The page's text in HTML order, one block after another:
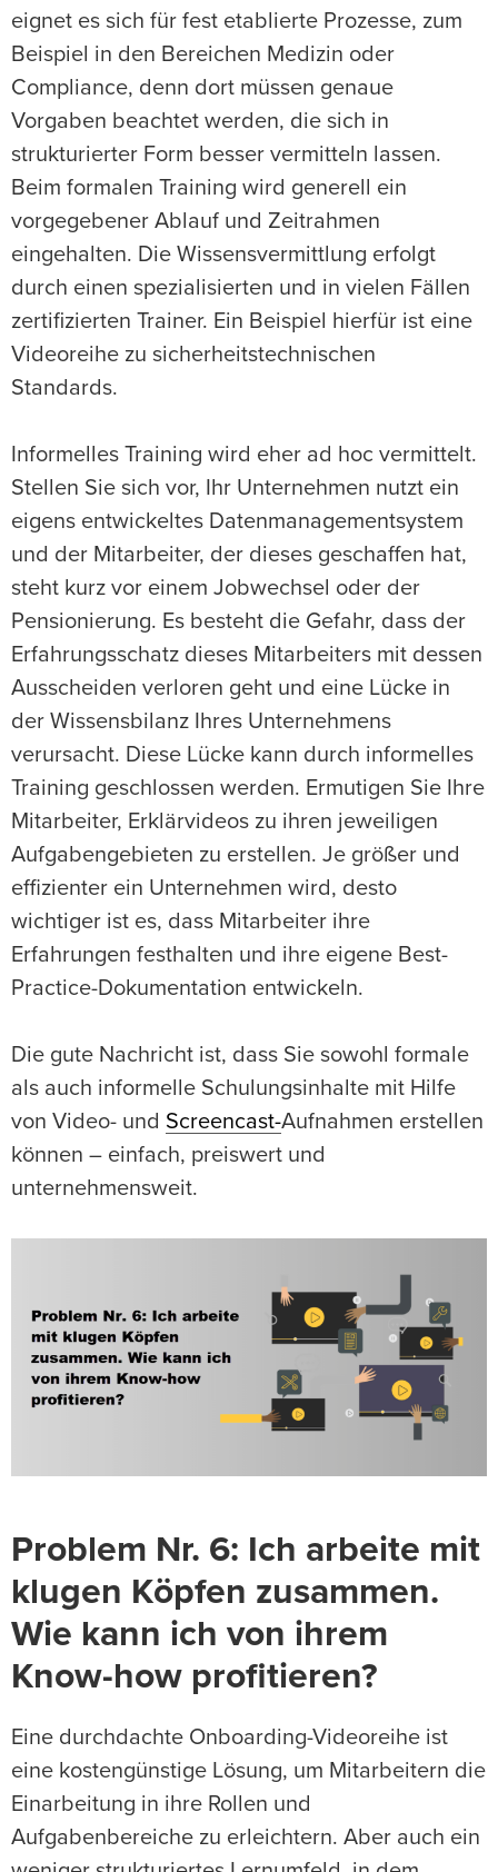
eignet es sich für fest etablierte Prozesse, zum
Beispiel in den Bereichen Medizin oder
Compliance, denn dort müssen genaue
Vorgaben beachtet werden, die sich in
strukturierter Form besser vermitteln lassen.
Beim formalen Training wird generell ein
vorgegebener Ablauf und Zeitrahmen
eingehalten. Die Wissensvermittlung erfolgt
durch einen spezialisierten und in vielen Fällen
zertifizierten Trainer. Ein Beispiel hierfür ist eine
Videoreihe zu sicherheitstechnischen
Standards.
Informelles Training wird eher ad hoc vermittelt.
Stellen Sie sich vor, Ihr Unternehmen nutzt ein
eigens entwickeltes Datenmanagementsystem
und der Mitarbeiter, der dieses geschaffen hat,
steht kurz vor einem Jobwechsel oder der
Pensionierung. Es besteht die Gefahr, dass der
Erfahrungsschatz dieses Mitarbeiters mit dessen
Ausscheiden verloren geht und eine Lücke in
der Wissensbilanz Ihres Unternehmens
verursacht. Diese Lücke kann durch informelles
Training geschlossen werden. Ermutigen Sie Ihre
Mitarbeiter, Erklärvideos zu ihren jeweiligen
Aufgabengebieten zu erstellen. Je größer und
effizienter ein Unternehmen wird, desto
wichtiger ist es, dass Mitarbeiter ihre
Erfahrungen festhalten und ihre eigene Best-
Practice-Dokumentation entwickeln.
Die gute Nachricht ist, dass Sie sowohl formale
als auch informelle Schulungsinhalte mit Hilfe
von Video- und Screencast-Aufnahmen erstellen
können – einfach, preiswert und
unternehmensweit.
Problem Nr. 6: Ich arbeite mit
klugen Köpfen zusammen.
Wie kann ich von ihrem
Know-how profitieren?
Eine durchdachte Onboarding-Videoreihe ist
eine kostengünstige Lösung, um Mitarbeitern die
Einarbeitung in ihre Rollen und
Aufgabenbereiche zu erleichtern. Aber auch ein